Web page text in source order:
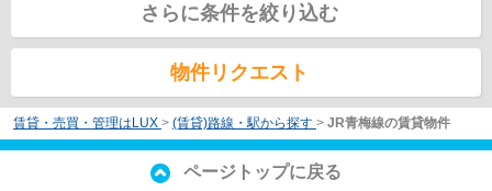
さらに条件を絞り込む
物件リクエスト
賃貸・売買・管理はLUX > (賃貸)路線・駅から探す > JR青梅線の賃貸物件
ページトップに戻る